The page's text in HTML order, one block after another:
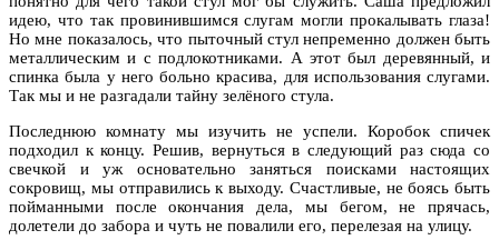
идею, что так провинившимся слугам могли прокалывать глаза!
Но мне показалось, что пыточный стул непременно должен быть
металлическим и с подлокотниками. А этот был деревянный, и
спинка была у него больно красива, для использования слугами.
Так мы и не разгадали тайну зелёного стула.
Последнюю комнату мы изучить не успели. Коробок спичек
подходил к концу. Решив, вернуться в следующий раз сюда со
свечкой и уж основательно заняться поисками настоящих
сокровищ, мы отправились к выходу. Счастливые, не боясь быть
пойманными после окончания дела, мы бегом, не прячась,
долетели до забора и чуть не повалили его, перелезая на улицу.